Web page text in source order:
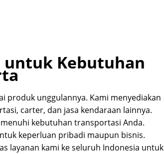
untuk Kebutuhan
produk unggulannya. Kami menyediakan
carter, dan jasa kendaraan lainnya.
kebutuhan transportasi Anda.
keperluan pribadi maupun bisnis.
layanan kami ke seluruh Indonesia untuk